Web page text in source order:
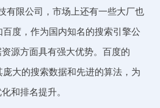
有限公司，市场上还有一些大厂也
度，作为国内知名的搜索引擎公
源方面具有强大优势。百度的
大的搜索数据和先进的算法，为
和排名提升。